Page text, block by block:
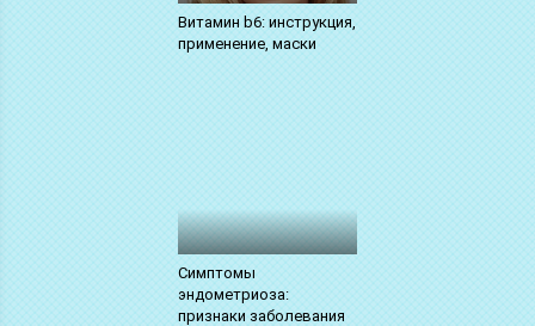
Витамин b6: инструкция,
применение, маски
Симптомы
эндометриоза:
признаки заболевания